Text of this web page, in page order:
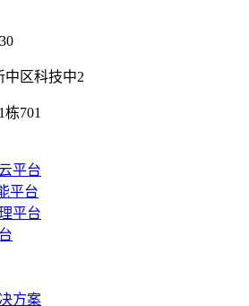
中区科技中2
701
平台
平台
平台
方案